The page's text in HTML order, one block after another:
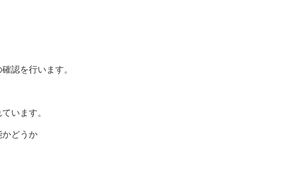
認を行います。
います。
かどうか